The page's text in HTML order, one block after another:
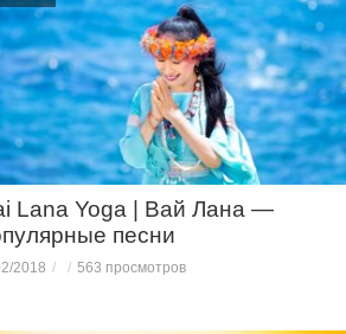
Lana Yoga | Вай Лана —
песни
2018 563 просмотров